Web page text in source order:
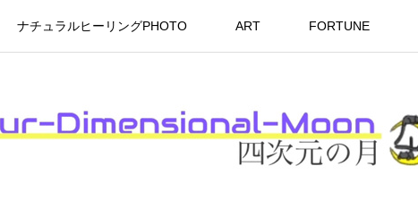
ナチュラルヒーリングPHOTO ART FORTUNE